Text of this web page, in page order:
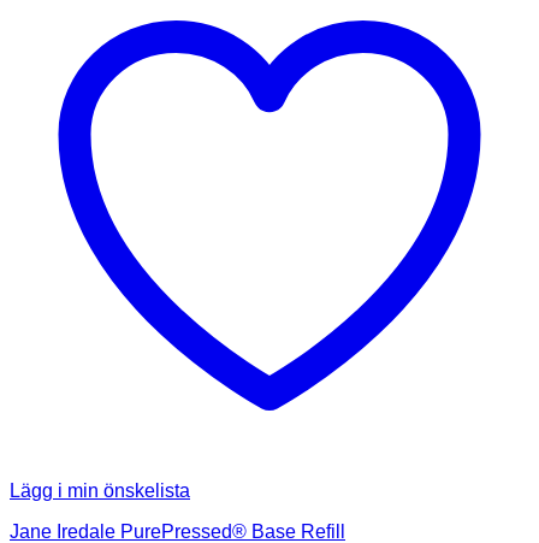
Lägg i min önskelista
Jane Iredale PurePressed® Base Refill